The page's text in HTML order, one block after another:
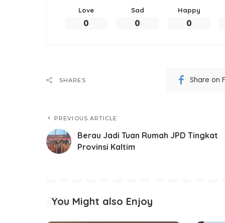
Love
0
Sad
0
Happy
0
SHARES Share on
PREVIOUS ARTICLE
Berau Jadi Tuan Rumah JPD Tingkat
Provinsi Kaltim
You Might also Enjoy